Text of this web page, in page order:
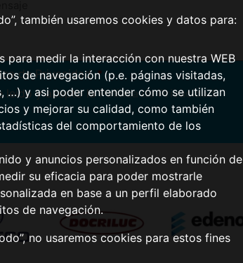
de Privacidad
leído y acepto laPolítica de Privacidad.
también usaremos cookies y datos para:
para medir la interacción con nuestra WEB
de navegación (p.e. páginas visitadas,
…) y asi poder entender cómo se utilizan
y mejorar su calidad, como también
del comportamiento de los
y anuncios personalizados en función de
su eficacia para poder mostrarle
en base a un perfil elaborado
de navegación.
no usaremos cookies para estos fines